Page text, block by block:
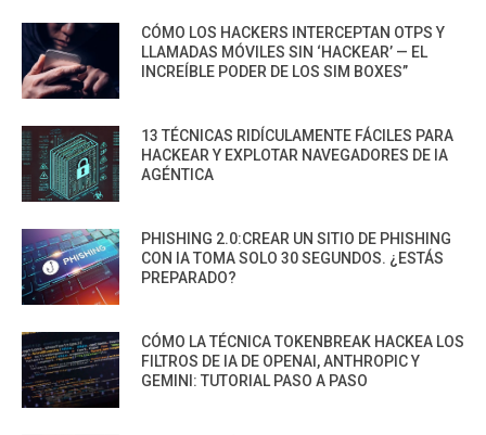
CÓMO LOS HACKERS INTERCEPTAN OTPS Y
LLAMADAS MÓVILES SIN ‘HACKEAR’ — EL
INCREÍBLE PODER DE LOS SIM BOXES”
13 TÉCNICAS RIDÍCULAMENTE FÁCILES PARA
HACKEAR Y EXPLOTAR NAVEGADORES DE IA
AGÉNTICA
PHISHING 2.0:CREAR UN SITIO DE PHISHING
CON IA TOMA SOLO 30 SEGUNDOS. ¿ESTÁS
PREPARADO?
CÓMO LA TÉCNICA TOKENBREAK HACKEA LOS
FILTROS DE IA DE OPENAI, ANTHROPIC Y
GEMINI: TUTORIAL PASO A PASO